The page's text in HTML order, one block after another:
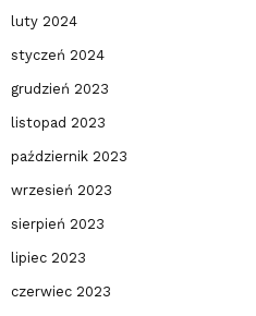
luty 2024
styczeń 2024
grudzień 2023
listopad 2023
październik 2023
wrzesień 2023
sierpień 2023
lipiec 2023
czerwiec 2023